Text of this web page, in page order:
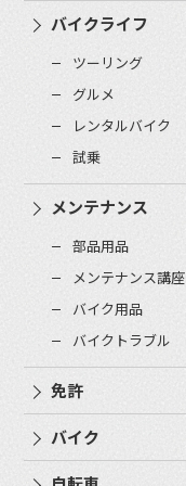
バイクライフ
ツーリング
グルメ
レンタルバイク
試乗
メンテナンス
部品用品
メンテナンス講座
バイク用品
バイクトラブル
免許
バイク